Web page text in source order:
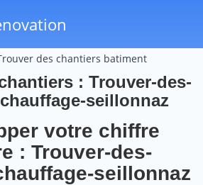
des chantiers batiment
: Trouver-des-
seillonnaz
votre chiffre
: Trouver-des-
seillonnaz